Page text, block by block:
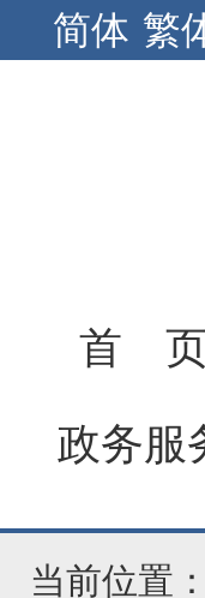
简体 繁
首
政务服
当前位置：